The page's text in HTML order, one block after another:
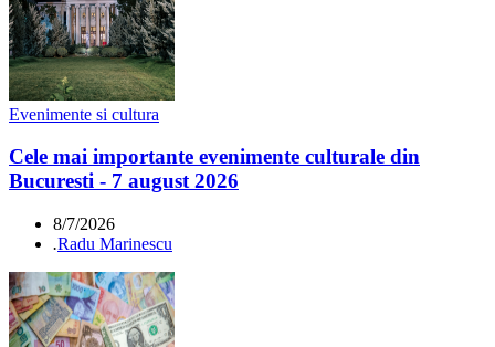
Evenimente si cultura
Cele mai importante evenimente culturale din
Bucuresti - 7 august 2026
8/7/2026
.Radu Marinescu